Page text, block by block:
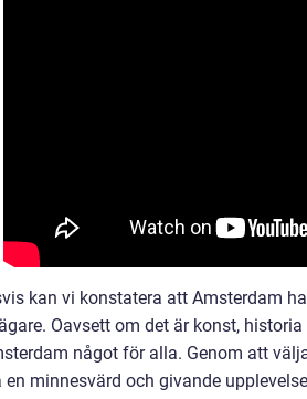
kan vi konstatera att Amsterdam
Oavsett om det är konst,
något för alla. Genom att
en minnesvärd och givande